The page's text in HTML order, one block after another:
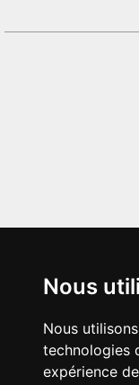
Nous
Nous
technologies
expérience